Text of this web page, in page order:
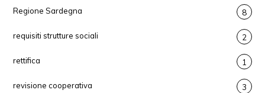
Regione Sardegna 8
requisiti strutture sociali 2
rettifica 1
revisione cooperativa 3